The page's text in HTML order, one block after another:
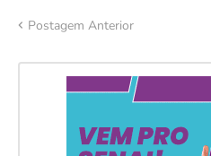
Postagem Anterior